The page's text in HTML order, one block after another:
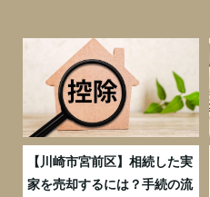
【川崎市宮前区】相続した実
家を売却するには？手続の流